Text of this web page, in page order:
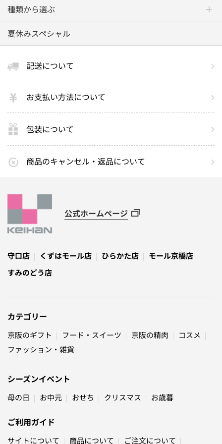
種類から選ぶ
夏休みスペシャル
配送について
お支払い方法について
包装について
商品のキャンセル・返品について
公式ホームページ
守口店 くずはモール店 ひらかた店
モール京橋店
すみのどう店
カテゴリー
京阪のギフト フード・スイーツ 京阪の精肉
コスメ
ファッション・雑貨
シーズンイベント
母の日 お中元 おせち クリスマス お歳暮
ご利用ガイド
サイトについて 商品について ご注文について